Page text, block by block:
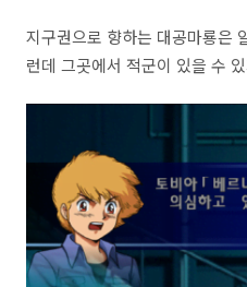
지구권으로 향하는 대공마룡은
런데 그곳에서 적군이 있을 수